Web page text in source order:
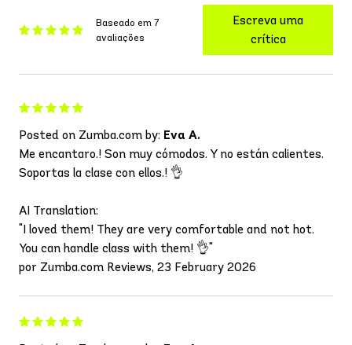
Baseado em 7
avaliações
Escreva uma
crítica
Posted on Zumba.com by: Eva A.
Me encantaro.! Son muy cómodos. Y no están calientes.
Soportas la clase con ellos.! 👌
AI Translation:
"I loved them! They are very comfortable and not hot.
You can handle class with them! 👌"
por Zumba.com Reviews, 23 February 2026